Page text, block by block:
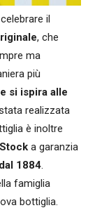
il
, che
ma
più
si ispira alle
realizzata
è inoltre
a garanzia
1884.
famiglia
bottiglia.